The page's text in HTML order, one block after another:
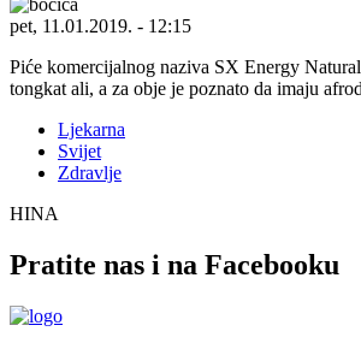
pet, 11.01.2019. - 12:15
Piće komercijalnog naziva SX Energy
tongkat ali, a za obje je poznato da imaju
Ljekarna
Svijet
Zdravlje
HINA
Pratite nas i na Facebooku